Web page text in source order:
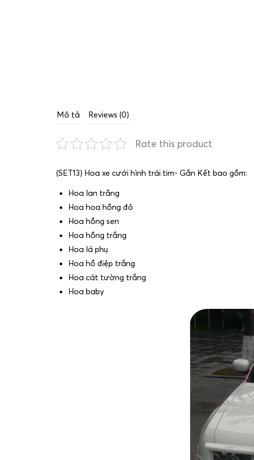
Mô tả Reviews (0)
Rate this product
(SET13) Hoa xe cưới hình trái tim- Gắn Kết bao gồm:
Hoa lan trắng
Hoa hoa hồng đỏ
Hoa hồng sen
Hoa hồng trắng
Hoa lá phụ
Hoa hồ điệp trắng
Hoa cát tường trắng
Hoa baby